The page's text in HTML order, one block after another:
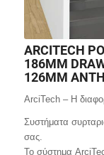
ARCITECH
186MM
126MM
ArciTech – Η
Συστήματα
σας.
Το σύστημα